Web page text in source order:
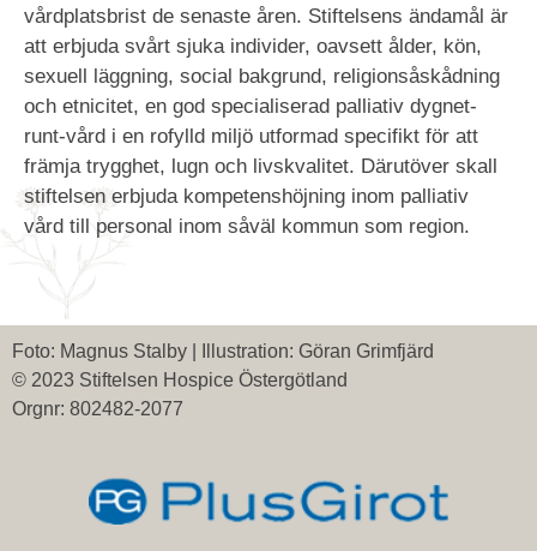
vårdplatsbrist de senaste åren. Stiftelsens ändamål är
att erbjuda svårt sjuka individer, oavsett ålder, kön,
sexuell läggning, social bakgrund, religionsåskådning
och etnicitet, en god specialiserad palliativ dygnet-
runt-vård i en rofylld miljö utformad specifikt för att
främja trygghet, lugn och livskvalitet. Därutöver skall
stiftelsen erbjuda kompetenshöjning inom palliativ
vård till personal inom såväl kommun som region.
Foto: Magnus Stalby | Illustration: Göran Grimfjärd
© 2023 Stiftelsen Hospice Östergötland
Orgnr: 802482-2077